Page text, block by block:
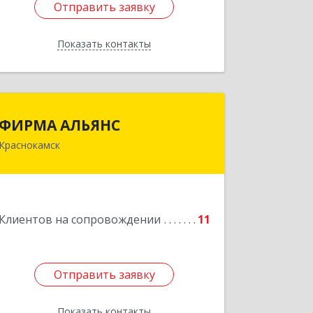
Отправить заявку
Показать контакты
Отправить заявку
Назад
ФИРМА АЛЬЯНС
Краснокамск
Клиентов на сопровождении 11
Отправить заявку
Отправить заявку